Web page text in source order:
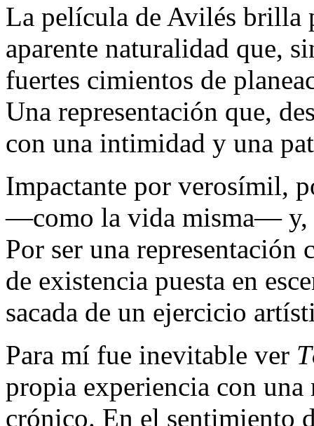
La película de Avilés brilla
aparente naturalidad que,
fuertes cimientos de
Una representación que,
con una intimidad y una
Impactante por verosímil,
—como la vida misma— y,
Por ser una
de existencia puesta en
sacada de un ejercicio
Para mí fue inevitable ver
propia experiencia con una
crónico. En el sentimiento